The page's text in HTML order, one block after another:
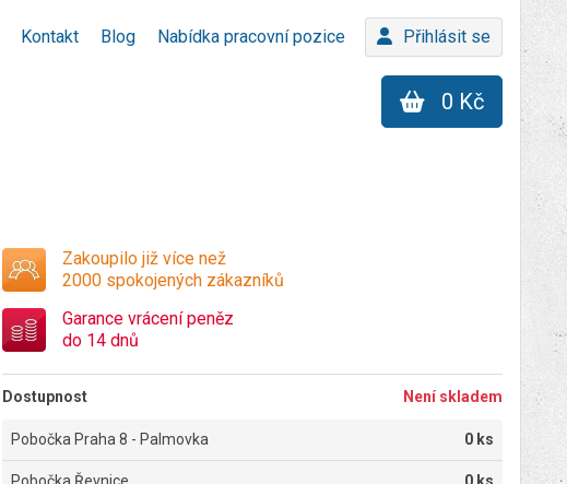
Kontakt Blog Nabídka pracovní pozice Přihlásit se
0 Kč
Zakoupilo již více než
2000 spokojených zákazníků
Garance vrácení peněz
do 14 dnů
Dostupnost Není skladem
Pobočka Praha 8 - Palmovka 0 ks